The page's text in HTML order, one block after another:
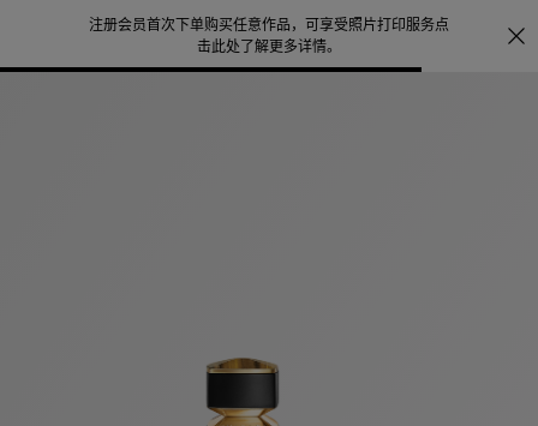
注册会员首次下单购买任意作品，可享受照片打印服务点
击此处了解更多详情。